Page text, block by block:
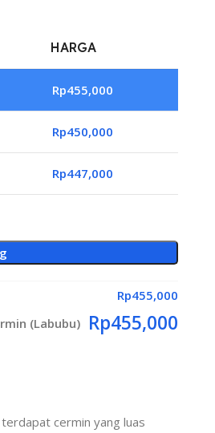
HARGA
Rp455,000
Rp450,000
Rp447,000
Rp455,000
(Labubu) Rp455,000
cermin yang luas